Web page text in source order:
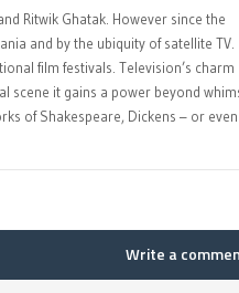
Ritwik Ghatak. However since the
and by the ubiquity of satellite TV.
film festivals. Television’s charm
scene it gains a power beyond
of Shakespeare, Dickens – or even
Write a